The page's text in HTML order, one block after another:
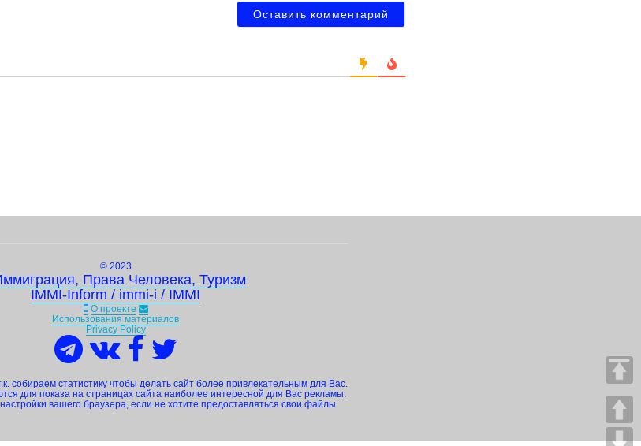
© 2023
Права Человека, Туризм
IMMI-Inform / immi-i / IMMI
О проекте
Использования материалов
Privacy Policy
собираем статистику чтобы делать сайт более привлекательным для Вас.
для показа на страницах сайта наиболее интересной для Вас рекламы.
вашего браузера, если не хотите предоставляться свои файлы